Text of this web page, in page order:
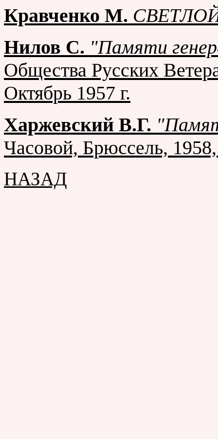
Кравченко М.
Нилов С. "Памяти
Общества Русских
Октябрь 1957 г.
Харжевский В.Г.
Часовой, Брюссель,
НАЗАД